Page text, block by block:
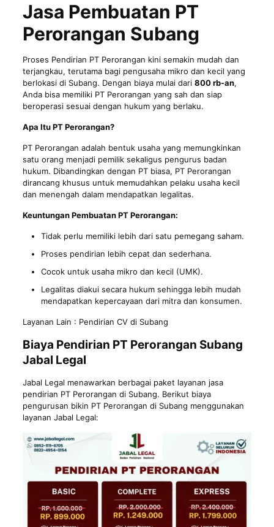
Jasa Pembuatan PT
Perorangan Subang
Proses Pendirian PT Perorangan kini semakin mudah dan
terjangkau, terutama bagi pengusaha mikro dan kecil yang
berlokasi di Subang. Dengan biaya mulai dari 800 rb-an,
Anda bisa memiliki PT Perorangan yang sah dan siap
beroperasi sesuai dengan hukum yang berlaku.
Apa Itu PT Perorangan?
PT Perorangan adalah bentuk usaha yang memungkinkan
satu orang menjadi pemilik sekaligus pengurus badan
hukum. Dibandingkan dengan PT biasa, PT Perorangan
dirancang khusus untuk memudahkan pelaku usaha kecil
dan menengah dalam mendapatkan legalitas.
Keuntungan Pembuatan PT Perorangan:
Tidak perlu memiliki lebih dari satu pemegang saham.
Proses pendirian lebih cepat dan sederhana.
Cocok untuk usaha mikro dan kecil (UMK).
Legalitas diakui secara hukum sehingga lebih mudah
mendapatkan kepercayaan dari mitra dan konsumen.
Layanan Lain : Pendirian CV di Subang
Biaya Pendirian PT Perorangan Subang
Jabal Legal
Jabal Legal menawarkan berbagai paket layanan jasa
pendirian PT Perorangan di Subang. Berikut biaya
pengurusan bikin PT Perorangan di Subang menggunakan
layanan Jabal Legal: